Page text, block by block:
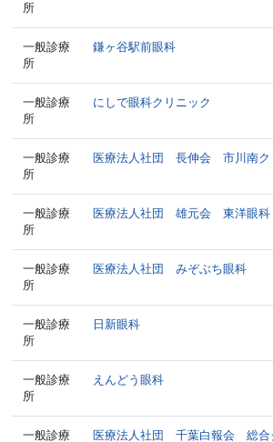
所
一般診療
所
鎌ヶ谷駅前眼科
一般診療
所
にしで眼科クリニック
一般診療
所
医療法人社団 長伸会 市川南ク
一般診療
所
医療法人社団 雄元会 東洋眼科
一般診療
所
医療法人社団 みぞぶち眼科
一般診療
所
日新眼科
一般診療
所
えんどう眼科
一般診療 医療法人社団 千葉白報会 総合